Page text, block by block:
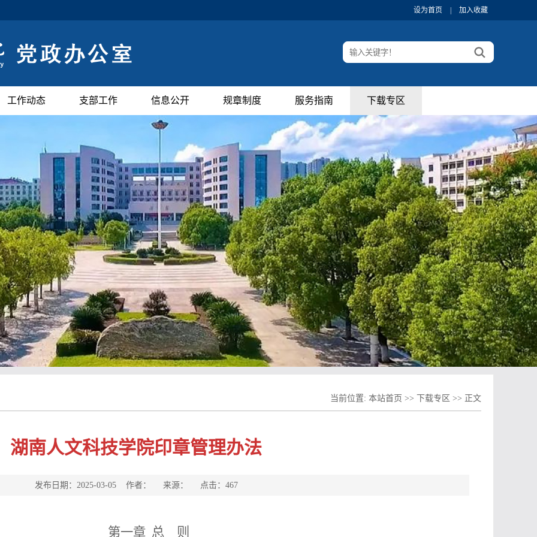
设为首页 加入收藏
工作动态 支部工作 信息公开 规章制度 服务指南 下载专区
当前位置: 本站首页 >> 下载专区 >> 正文
湖南人文科技学院印章管理办法
发布日期：2025-03-05 作者： 来源： 点击： 467
第一章 总 则